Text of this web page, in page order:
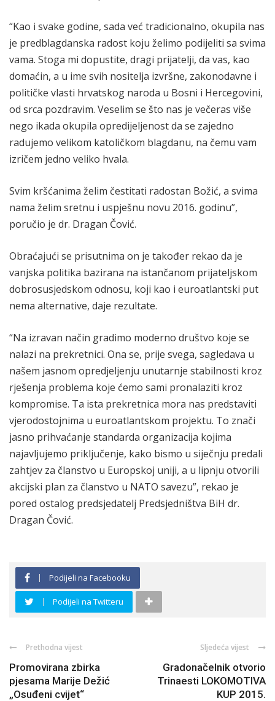
“Kao i svake godine, sada već tradicionalno, okupila nas
je predblagdanska radost koju želimo podijeliti sa svima
vama. Stoga mi dopustite, dragi prijatelji, da vas, kao
domaćin, a u ime svih nositelja izvršne, zakonodavne i
političke vlasti hrvatskog naroda u Bosni i Hercegovini,
od srca pozdravim. Veselim se što nas je večeras više
nego ikada okupila opredijeljenost da se zajedno
radujemo velikom katoličkom blagdanu, na čemu vam
izričem jedno veliko hvala.
Svim kršćanima želim čestitati radostan Božić, a svima
nama želim sretnu i uspješnu novu 2016. godinu”,
poručio je dr. Dragan Čović.
Obraćajući se prisutnima on je također rekao da je
vanjska politika bazirana na istančanom prijateljskom
dobrosusjedskom odnosu, koji kao i euroatlantski put
nema alternative, daje rezultate.
“Na izravan način gradimo moderno društvo koje se
nalazi na prekretnici. Ona se, prije svega, sagledava u
našem jasnom opredjeljenju unutarnje stabilnosti kroz
rješenja problema koje ćemo sami pronalaziti kroz
kompromise. Ta ista prekretnica mora nas predstaviti
vjerodostojnima u euroatlantskom projektu. To znači
jasno prihvaćanje standarda organizacija kojima
najavljujemo priključenje, kako bismo u siječnju predali
zahtjev za članstvo u Europskoj uniji, a u lipnju otvorili
akcijski plan za članstvo u NATO savezu”, rekao je
pored ostalog predsjedatelj Predsjedništva BiH dr.
Dragan Čović.
Podijeli na Facebooku
Podijeli na Twitteru
Prethodna vijest
Promovirana zbirka
pjesama Marije Dežić
„Osuđeni cvijet“
Sljedeća vijest
Gradonačelnik otvorio
Trinaesti LOKOMOTIVA
KUP 2015.